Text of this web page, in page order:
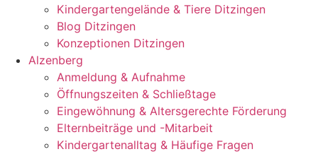
Kindergartengelände & Tiere Ditzingen
Blog Ditzingen
Konzeptionen Ditzingen
Alzenberg
Anmeldung & Aufnahme
Öffnungszeiten & Schließtage
Eingewöhnung & Altersgerechte Förderung
Elternbeiträge und -Mitarbeit
Kindergartenalltag & Häufige Fragen